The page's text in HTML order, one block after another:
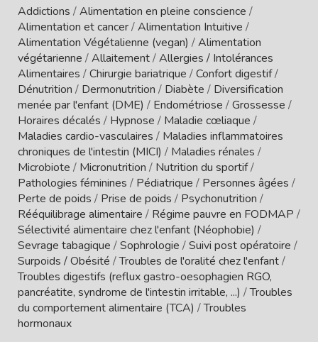
Addictions /Alimentation en pleine conscience /
Alimentation et cancer/Alimentation Intuitive /
Alimentation Végétalienne (vegan) /Alimentation
végétarienne /Allaitement/Allergies / Intolérances
Alimentaires /Chirurgie bariatrique /Confort digestif/
Dénutrition / Dermonutrition / Diabète / Diversification
menée par l'enfant (DME) / Endométriose /Grossesse /
Horaires décalés / Hypnose / Maladie cœliaque /
Maladies cardio-vasculaires / Maladies inflammatoires
chroniques de l'intestin (MICI) / Maladies rénales /
Microbiote / Micronutrition / Nutrition du sportif/
Pathologies féminines / Pédiatrique / Personnes âgées /
Perte de poids / Prise de poids / Psychonutrition /
Rééquilibrage alimentaire / Régime pauvre en FODMAP /
Sélectivité alimentaire chez l'enfant (Néophobie) /
Sevrage tabagique /Sophrologie /Suivi post opératoire /
Surpoids / Obésité /Troubles de l'oralité chez l'enfant/
Troubles digestifs (reflux gastro-oesophagien RGO,
pancréatite, syndrome de l'intestin irritable, ...) /Troubles
du comportement alimentaire (TCA) /Troubles
hormonaux